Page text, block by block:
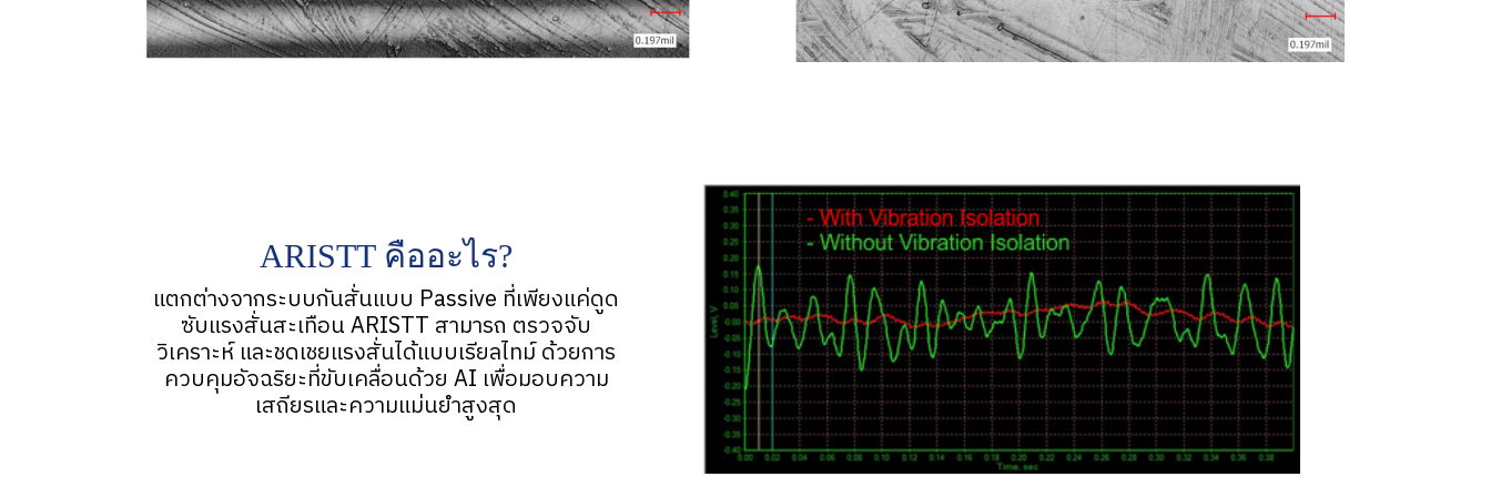
ARISTT คืออะไร?
แตกต่างจากระบบกันสั่นแบบ Passive ที่เพียงแค่ดูด
ซับแรงสั่นสะเทือน ARISTT สามารถ ตรวจจับ
วิเคราะห์ และชดเชยแรงสั่นได้แบบเรียลไทม์ ด้วยการ
ควบคุมอัจฉริยะที่ขับเคลื่อนด้วย AI เพื่อมอบความ
เสถียรและความแม่นยำสูงสุด